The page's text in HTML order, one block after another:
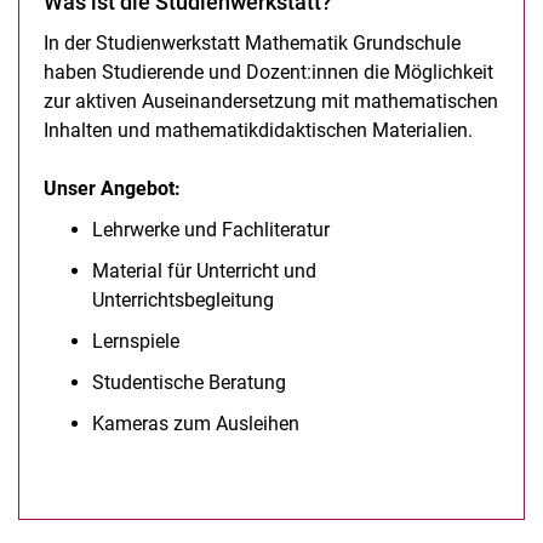
In der Studienwerkstatt Mathematik Grundschule
haben Studierende und Dozent:innen die Möglichkeit
zur aktiven Auseinandersetzung mit mathematischen
Inhalten und mathematikdidaktischen Materialien.
Unser Angebot:
Lehrwerke und Fachliteratur
Material für Unterricht und
Unterrichtsbegleitung
Lernspiele
Studentische Beratung
Kameras zum Ausleihen